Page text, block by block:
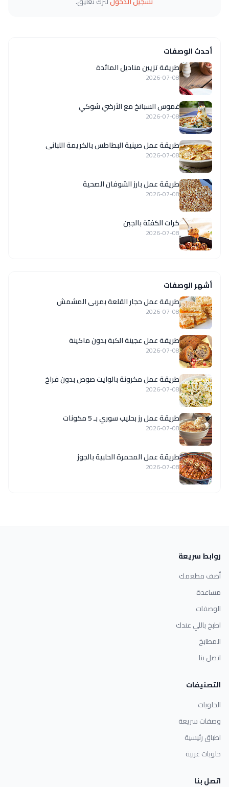
أحدث الوصفات
طريقة تزيين مناديل المائدة
2026-07-08
غموس السبانخ مع الأرضي شوكي
2026-07-08
طريقة عمل صينية البطاطس بالكريمة اللبانى
2026-07-08
طريقة عمل بارز الشوفان الصحية
2026-07-08
كرات الكفتة بالجبن
2026-07-08
أشهر الوصفات
طريقة عمل حجار القلعة بمربى المشمش
2026-07-08
طريقة عمل عجينة الكبة بدون ماكينة
2026-07-08
طريقة عمل مكرونة بالوايت صوص بدون فراخ
2026-07-08
طريقة عمل رز بحليب سوري بـ 5 مكونات
2026-07-08
طريقة عمل المحمرة الحلبية بالجوز
2026-07-08
روابط سريعة
أضف مطعمك
مساعدة
الوصفات
اطبخ باللي عندك
المطابخ
اتصل بنا
التصنيفات
الحلويات
وصفات سريعة
اطباق رئيسية
حلويات غربية
اتصل بنا